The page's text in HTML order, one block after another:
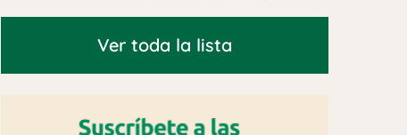
Ver toda la lista